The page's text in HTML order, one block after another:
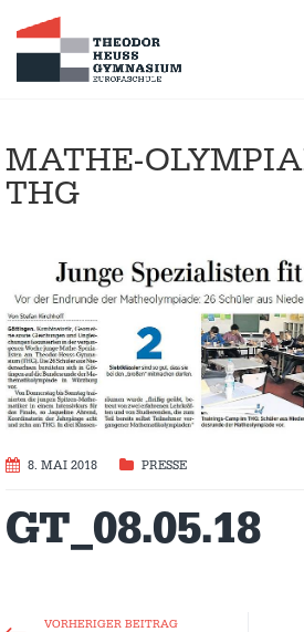
MATHE-
THG
8. MAI 2018 PRESSE
GT_08.05.18
VORHERIGER BEITRAG